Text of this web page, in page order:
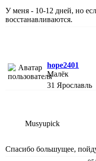
У меня - 10-12 дней, но
восстанавливаются.
hope2401
Малёк
31 Ярославль
Musyupick
Спасибо большущее,